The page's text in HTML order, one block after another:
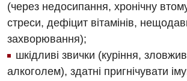
(через недосипання, хронічну
стреси, дефіцит вітамінів,
захворювання);
шкідливі звички (куріння,
алкоголем), здатні пригнічувати